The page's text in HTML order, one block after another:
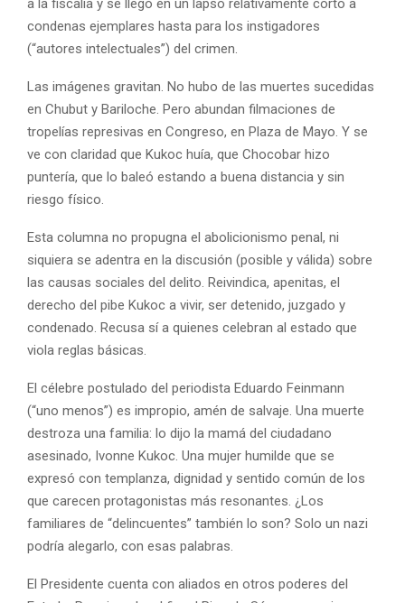
condenas ejemplares hasta para los instigadores
(“autores intelectuales”) del crimen.
Las imágenes gravitan. No hubo de las muertes sucedidas
en Chubut y Bariloche. Pero abundan filmaciones de
tropelías represivas en Congreso, en Plaza de Mayo. Y se
ve con claridad que Kukoc huía, que Chocobar hizo
puntería, que lo baleó estando a buena distancia y sin
riesgo físico.
Esta columna no propugna el abolicionismo penal, ni
siquiera se adentra en la discusión (posible y válida) sobre
las causas sociales del delito. Reivindica, apenitas, el
derecho del pibe Kukoc a vivir, ser detenido, juzgado y
condenado. Recusa sí a quienes celebran al estado que
viola reglas básicas.
El célebre postulado del periodista Eduardo Feinmann
(“uno menos”) es impropio, amén de salvaje. Una muerte
destroza una familia: lo dijo la mamá del ciudadano
asesinado, Ivonne Kukoc. Una mujer humilde que se
expresó con templanza, dignidad y sentido común de los
que carecen protagonistas más resonantes. ¿Los
familiares de “delincuentes” también lo son? Solo un nazi
podría alegarlo, con esas palabras.
El Presidente cuenta con aliados en otros poderes del